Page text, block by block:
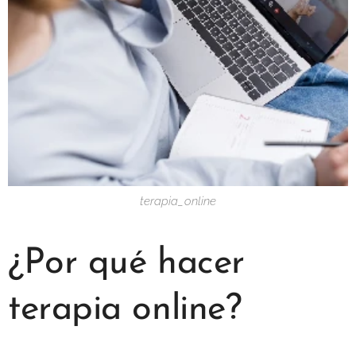
terapia_online
¿Por qué hacer
terapia online?